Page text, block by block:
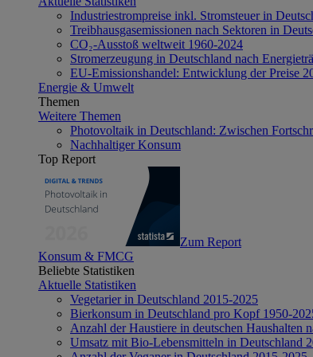
Industriestrompreise inkl. Stromsteuer in
Treibhausgasemissionen nach Sektoren in
CO₂-Ausstoß weltweit 1960-2024
Stromerzeugung in Deutschland nach
EU-Emissionshandel: Entwicklung der Preise
Energie & Umwelt
Themen
Weitere Themen
Photovoltaik in Deutschland: Zwischen
Nachhaltiger Konsum
Top Report
Zum Report
Konsum & FMCG
Beliebte Statistiken
Aktuelle Statistiken
Vegetarier in Deutschland 2015-2025
Bierkonsum in Deutschland pro Kopf 1950-
Anzahl der Haustiere in deutschen Haushalten
Umsatz mit Bio-Lebensmitteln in Deutschland